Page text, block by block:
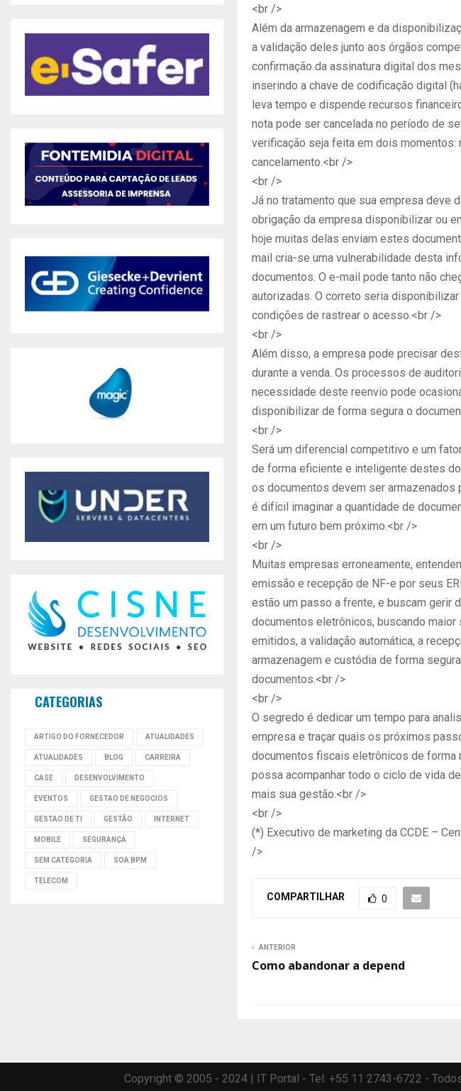
<br />
Além da armazenagem e da
a validação deles junto aos órgãos
confirmação da assinatura digital dos
inserindo a chave de codificação digital
leva tempo e dispende recursos
nota pode ser cancelada no período de
verificação seja feita em dois
cancelamento.<br />
<br />
Já no tratamento que sua empresa deve
obrigação da empresa disponibilizar ou
hoje muitas delas enviam estes
mail cria-se uma vulnerabilidade desta
documentos. O e-mail pode tanto não
autorizadas. O correto seria
condições de rastrear o acesso.<br />
<br />
Além disso, a empresa pode precisar
durante a venda. Os processos de
necessidade deste reenvio pode
disponibilizar de forma segura o
<br />
Será um diferencial competitivo e um
de forma eficiente e inteligente destes
os documentos devem ser armazenados
é difícil imaginar a quantidade de
em um futuro bem próximo.<br />
<br />
Muitas empresas erroneamente,
emissão e recepção de NF-e por seus
estão um passo a frente, e buscam gerir
documentos eletrônicos, buscando
emitidos, a validação automática, a
armazenagem e custódia de forma
documentos.<br />
<br />
O segredo é dedicar um tempo para
empresa e traçar quais os próximos
documentos fiscais eletrônicos de forma
possa acompanhar todo o ciclo de vida
mais sua gestão.<br />
<br />
(*) Executivo de marketing da CCDE –
/>
COMPARTILHAR 0
ANTERIOR
Como abandonar a depend
CATEGORIAS
ARTIGO DO FORNECEDOR ATUALIDADES
ATUALIDADES BLOG CARREIRA
CASE DESENVOLVIMENTO
EVENTOS GESTAO DE NEGOCIOS
GESTAO DE TI GESTÃO INTERNET
MOBILE SEGURANÇA
SEM CATEGORIA SOA BPM
TELECOM
Copyright © 2005 - 2024 | IT Portal - Tel: +55 11 2743-6722 -